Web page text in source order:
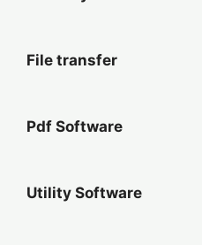
File transfer
Pdf Software
Utility Software